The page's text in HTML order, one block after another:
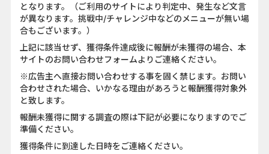
となります。（ご利用のサイトにより判定中、発生など文言
が異なります。挑戦中/チャレンジ中などのメニューが無い場
合もございます。）
上記に該当せず、獲得条件達成後に報酬が未獲得の場合、本
サイトのお問い合わせフォームよりご連絡ください。
※広告主へ直接お問い合わせする事を固く禁じます。お問い
合わせされた場合、いかなる理由があろうと報酬獲得対象外
と致します。
報酬未獲得に関する調査の際は下記が必要になりますのでご
準備ください。
獲得条件に到達した日時をご連絡ください。